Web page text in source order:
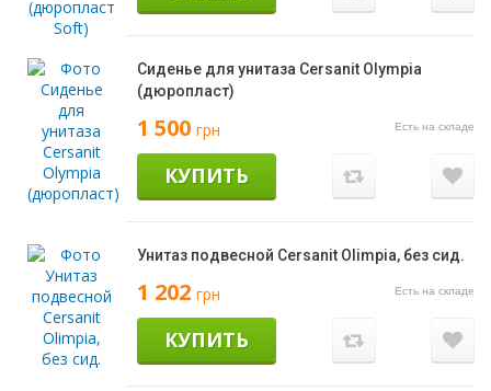
Сиденье для унитаза Cersanit Olympia
(дюропласт)
1 500 грн Есть на складе
КУПИТЬ
Унитаз подвесной Cersanit Olimpia, без сид.
1 202 грн Есть на складе
КУПИТЬ